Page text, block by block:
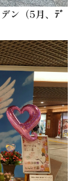
ン（5月、ﾃﾞ